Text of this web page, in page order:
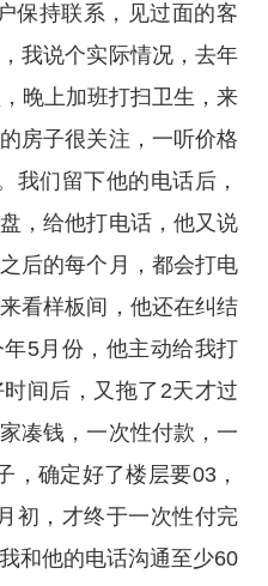
保持联系，见过面的客
我说个实际情况，去年
晚上加班打扫卫生，来
房子很关注，一听价格
我们留下他的电话后，
，给他打电话，他又说
后的每个月，都会打电
看样板间，他还在纠结
5月份，他主动给我打
间后，又拖了2天才过
凑钱，一次性付款，一
，确定好了楼层要03，
初，才终于一次性付完
和他的电话沟通至少60